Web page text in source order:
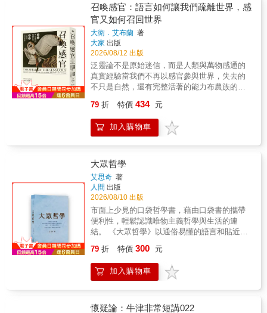
約時報暢銷書《瘋潮行銷》與《如何改變一個
人》「史迪芬‧平克在這部知識經典深入淺出解
釋為何共同知識是人類互動的成功關鍵。」──
艾瑞克‧馬斯金（Eric Maskin），諾貝爾經濟學
獎得主、哈佛大學教授
響二十世紀後半各大符號意義解讀、流行符碼
運用相關領域 ★ 近代思想大師中，以日常生活
事物為理論分析對象的罕見奇書，深入淺出，
與庶民接軌 ★ 國立中央大學法文系教授許綺玲
審訂／專文導讀 【本書簡介】 羅蘭 &bull; 巴特
每月發表的文章集結，旨在揭露資產階級社會
如何透過某些特定的文化材料來維護自身價值
觀念。本書由兩部分組成，第一部分是「神話
分析」，第二部分則是「今日神話」的理論闡
釋。 〔神話分析〕 集結了五十三篇時事評論，
果，靈感源於法國時事與日常生活，內容則是
他的觀察心得與犀利解讀。 〔今日神話〕 巴特
親自講述如何破解現代流行神話的系統來源。
話如何運作，以及神話的必要性與限制等。 巴
特寫作《神話學》的年代，是歐美大眾文化產
品大量出現的時代。在這些作品裡，巴特表達
出一種必須創新理論來談論它們的迫切感，他
想要解讀包含在事物及其媒介中的訊息。推動
他的是一股尋求意義的慾望。像是一位在沙灘
上傾聽貝殼祕密的好奇小孩，巴特帶著他獨有
孕育一個成長之中的新興學科
&mdash;&mdash;符號科學。巴特以冰冷的剖
刀，切理社會萬象，穿越萬象，回歸本質。五
奠定結構主義作為大眾文化理論載體之不朽基
召喚感官：語言如何讓我們疏離世界，感
官又如何召回世界
大衛．艾布蘭 著
大家 出版
2026/08/12 出版
泛靈論不是原始迷信，而是人類與萬物感通的
真實經驗當我們不再以感官參與世界，失去的
不只是自然，還有完整活著的能力布農族的獵
方向，以辨吉凶；排灣族視百步蛇為祖先的化
身；阿美族的歲時祭儀malalikit，意思是「共同
體驗時間的流動」，而非「慶祝豐收」。這類
相信動物出現的方向與行為是神聖的訊息，與
台灣原住民的鳥占傳統遙相呼應；澳洲原住民
的「夢時」則相信祖靈至今仍存在於地景與萬
物之中。這種萬物相感的世界觀、時間循環而
非線性推進的時間觀，也隱約可見於台灣各部
落的祖靈信仰與歲時祭儀之中。這些跨越地域
與文化、反覆出現的生命經驗，究竟意味著什
麼？只是有待理性啟蒙的古老迷信，還是保存
了一種人類曾經普遍擁有的感知能力？《召喚
靈」，而是另一個更根本的問題：為什麼全球
的人類祖先都覺得自己活在一個萬物充滿親族
關係、能相互感通的世界，而現代人卻堅信只
有人類才擁有智慧、語言與主體性？當文字、
79 折 特價 434 元
加入購物車
大眾哲學
艾思奇 著
人間 出版
2026/08/10 出版
市面上少見的口袋哲學書，藉由口袋書的攜帶
便利性，輕鬆認識唯物主義哲學與生活的連
結。 《大眾哲學》以通俗易懂的語言和貼近生
唯物論，哲學與日常生活的關係，辯證唯物論
的認識論，唯物辯證法的基本規律及主要範疇
等，逐一進行了系統的介紹和闡明，是將辯證
79 折 特價 300 元
加入購物車
懷疑論：牛津非常短講022